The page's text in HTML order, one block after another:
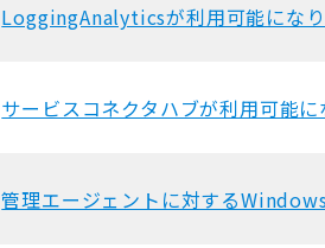
LoggingAnalyticsが利用可能にな
サービスコネクタハブが利用可能に
管理エージェントに対する